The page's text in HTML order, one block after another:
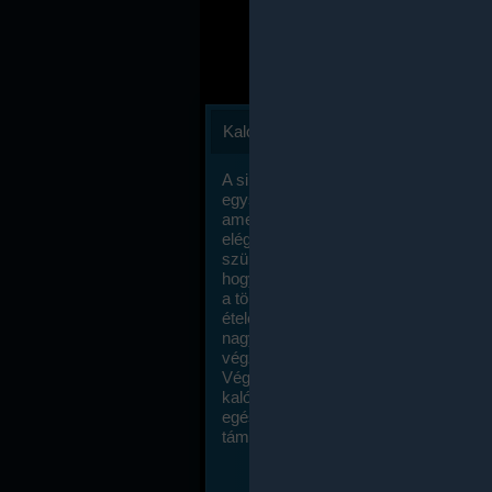
Kalóriaszámlálás
A sikeres fogyás titka valójában igen
egyszerű: égess több energiát, mint
amennyit beviszel. Természetesen
elég nagy fegyelemre és akaraterőre
szükség, de meglepődve fogod
hogy a kalóriaszámolás mennyire
a többi diétához képest. Itt nincsenek
ételek és a megengedett kalóriabevitelt
nagymértékben növelheted ha
végzel.
Végül, de nem utolsó sorban, a
kalóriaszámolás módszerét a legtöbb
egészségügyi szakorvos ajánlja és
támogatja.